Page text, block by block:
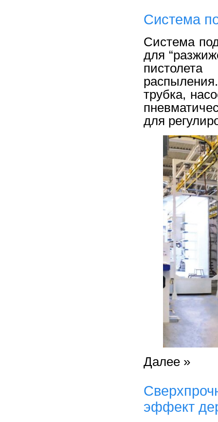
Система
Система
для
трубка,
для
Далее »
эффект